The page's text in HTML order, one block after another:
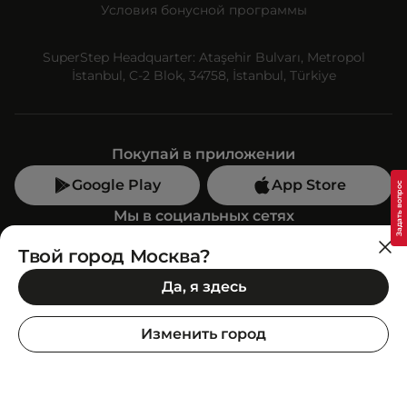
Условия бонусной программы
SuperStep Headquarter: Ataşehir Bulvarı, Metropol
İstanbul, C-2 Blok, 34758, İstanbul, Türkiye
Покупай в приложении
Google Play
App Store
Мы в социальных сетях
Позвони нам
+7 (499) 350-55-33
C 10:00 до 19:00
SuperStep-бот
Твой город Москва?
Да, я здесь
Изменить город